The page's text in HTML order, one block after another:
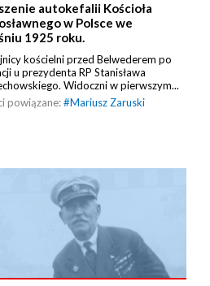
autokefalii Kościoła
w Polsce we
1925 roku.
kościelni przed Belwederem po
u prezydenta RP Stanisława
Widoczni w pierwszym...
powiązane:#Mariusz Zaruski